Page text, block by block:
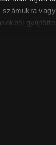
baiting
food!